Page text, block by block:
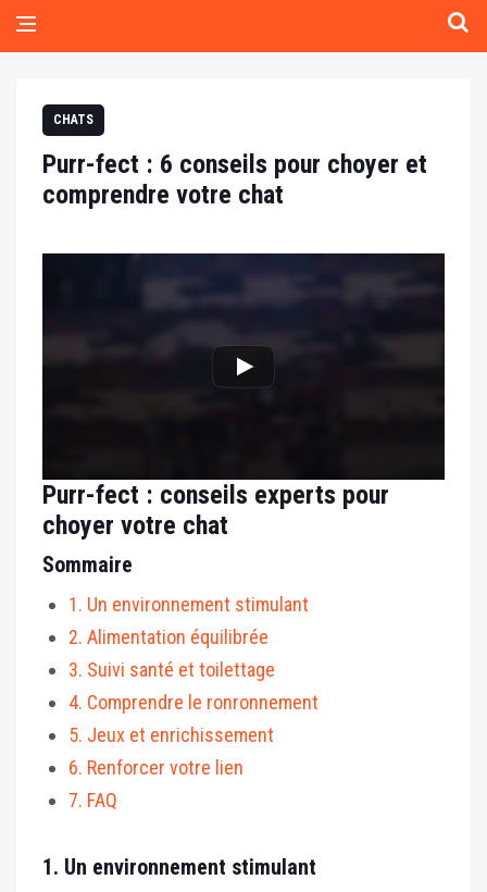
CHATS
Purr-fect : 6 conseils pour choyer et
comprendre votre chat
Purr-fect : conseils experts pour
choyer votre chat
Sommaire
1. Un environnement stimulant
2. Alimentation équilibrée
3. Suivi santé et toilettage
4. Comprendre le ronronnement
5. Jeux et enrichissement
6. Renforcer votre lien
7. FAQ
1. Un environnement stimulant